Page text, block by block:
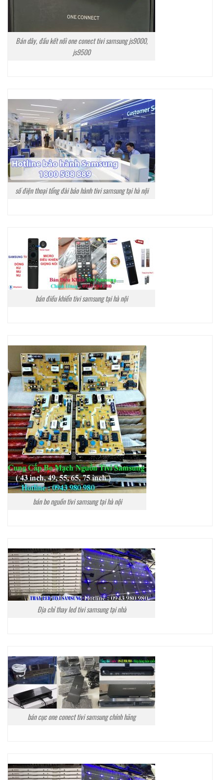
Bán dây, đầu kết nối one conect tivi samsung js9000,
js9500
số điện thoại tổng đài bảo hành tivi samsung tại hà nội
bán điều khiển tivi samsung tại hà nội
bán bo nguồn tivi samsung tại hà nội
Địa chỉ thay led tivi samsung tại nhà
bán cục one conect tivi samsung chính hãng